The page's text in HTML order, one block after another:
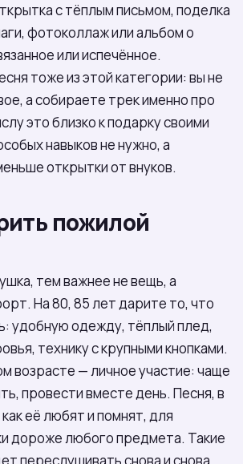
с тёплым письмом, поделка
фотоколлаж или альбом о
или испечённое.
тоже из этой категории: вы не
а собираете трек именно про
это близко к подарку своими
навыков не нужно, а
открытки от внуков.
пожилой
тем важнее не вещь, а
На 80, 85 лет дарите то, что
удобную одежду, тёплый плед,
технику с крупными кнопками.
возрасте — личное участие: чаще
провести вместе день. Песня, в
её любят и помнят, для
дороже любого предмета. Такие